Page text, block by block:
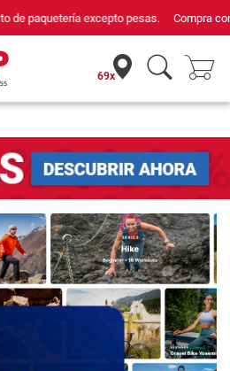
comercio con sello de Confianza Online.
69x